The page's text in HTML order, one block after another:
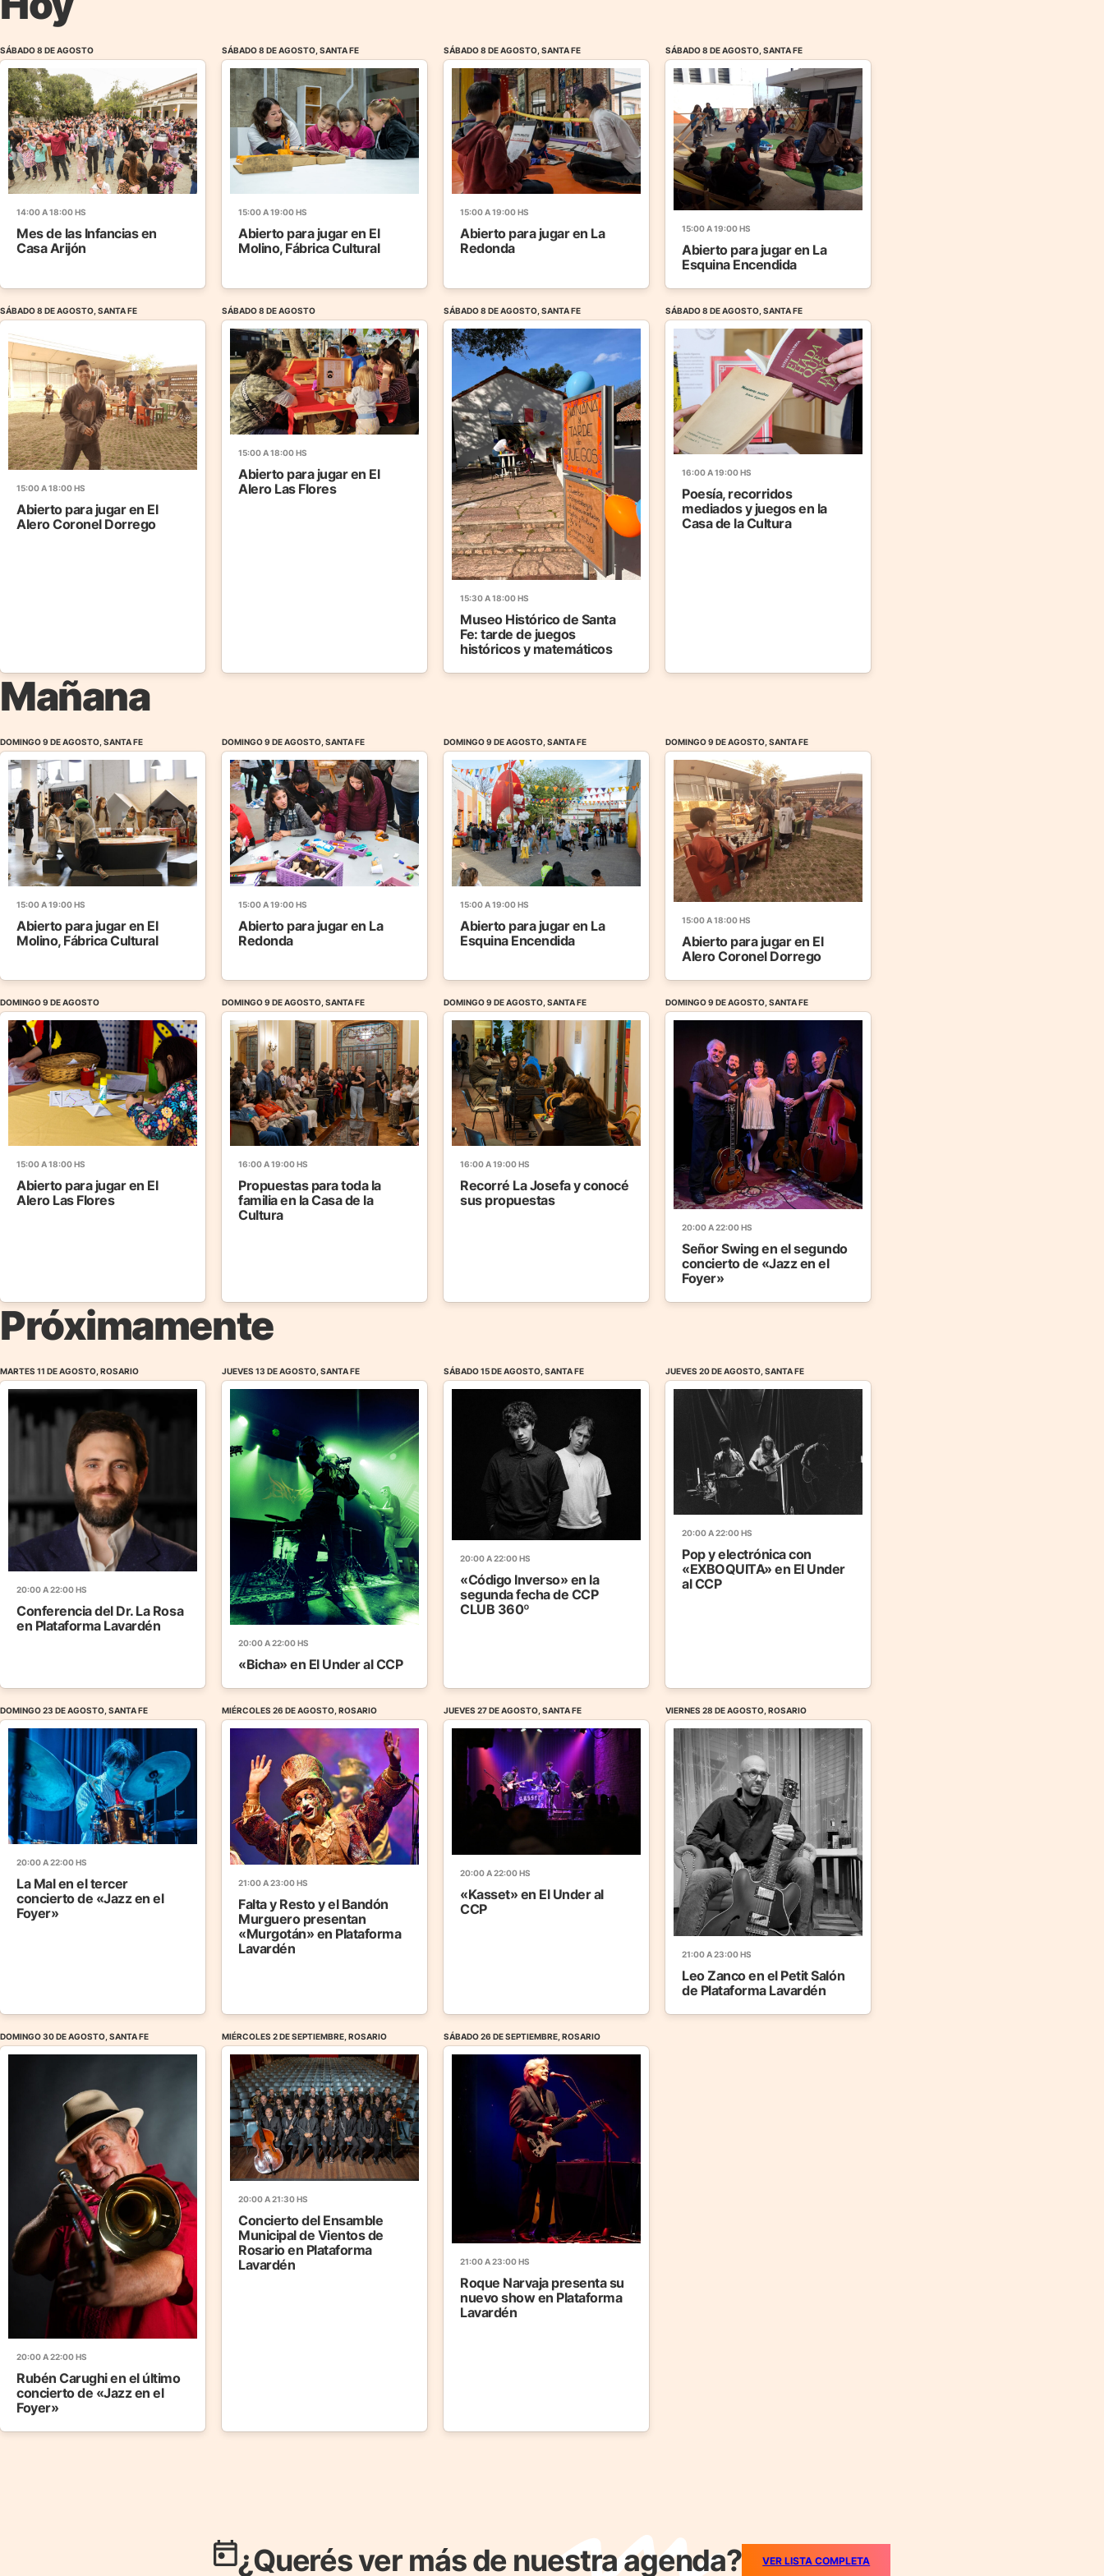
SÁBADO 8 DE AGOSTO
14:00 A 18:00 HS
Mes de las Infancias en
Casa Arijón
SÁBADO 8 DE AGOSTO, SANTA FE
15:00 A 19:00 HS
Abierto para jugar en El
Molino, Fábrica Cultural
SÁBADO 8 DE AGOSTO, SANTA FE
15:00 A 19:00 HS
Abierto para jugar en La
Redonda
SÁBADO 8 DE AGOSTO, SANTA FE
15:00 A 19:00 HS
Abierto para jugar en La
Esquina Encendida
SÁBADO 8 DE AGOSTO, SANTA FE
15:00 A 18:00 HS
Abierto para jugar en El
Alero Coronel Dorrego
SÁBADO 8 DE AGOSTO
15:00 A 18:00 HS
Abierto para jugar en El
Alero Las Flores
SÁBADO 8 DE AGOSTO, SANTA FE
15:30 A 18:00 HS
Museo Histórico de Santa
Fe: tarde de juegos
históricos y matemáticos
SÁBADO 8 DE AGOSTO, SANTA FE
16:00 A 19:00 HS
Poesía, recorridos
mediados y juegos en la
Casa de la Cultura
Mañana
DOMINGO 9 DE AGOSTO, SANTA FE
15:00 A 19:00 HS
Abierto para jugar en El
Molino, Fábrica Cultural
DOMINGO 9 DE AGOSTO, SANTA FE
15:00 A 19:00 HS
Abierto para jugar en La
Redonda
DOMINGO 9 DE AGOSTO, SANTA FE
15:00 A 19:00 HS
Abierto para jugar en La
Esquina Encendida
DOMINGO 9 DE AGOSTO, SANTA FE
15:00 A 18:00 HS
Abierto para jugar en El
Alero Coronel Dorrego
DOMINGO 9 DE AGOSTO
15:00 A 18:00 HS
Abierto para jugar en El
Alero Las Flores
DOMINGO 9 DE AGOSTO, SANTA FE
16:00 A 19:00 HS
Propuestas para toda la
familia en la Casa de la
Cultura
DOMINGO 9 DE AGOSTO, SANTA FE
16:00 A 19:00 HS
Recorré La Josefa y conocé
sus propuestas
DOMINGO 9 DE AGOSTO, SANTA FE
20:00 A 22:00 HS
Señor Swing en el segundo
concierto de «Jazz en el
Foyer»
Próximamente
MARTES 11 DE AGOSTO, ROSARIO
20:00 A 22:00 HS
Conferencia del Dr. La Rosa
en Plataforma Lavardén
JUEVES 13 DE AGOSTO, SANTA FE
20:00 A 22:00 HS
«Bicha» en El Under al CCP
SÁBADO 15 DE AGOSTO, SANTA FE
20:00 A 22:00 HS
«Código Inverso» en la
segunda fecha de CCP
CLUB 360º
JUEVES 20 DE AGOSTO, SANTA FE
20:00 A 22:00 HS
Pop y electrónica con
«EXBOQUITA» en El Under
al CCP
DOMINGO 23 DE AGOSTO, SANTA FE
20:00 A 22:00 HS
La Mal en el tercer
concierto de «Jazz en el
Foyer»
MIÉRCOLES 26 DE AGOSTO, ROSARIO
21:00 A 23:00 HS
Falta y Resto y el Bandón
Murguero presentan
«Murgotán» en Plataforma
Lavardén
JUEVES 27 DE AGOSTO, SANTA FE
20:00 A 22:00 HS
«Kasset» en El Under al
CCP
VIERNES 28 DE AGOSTO, ROSARIO
21:00 A 23:00 HS
Leo Zanco en el Petit Salón
de Plataforma Lavardén
DOMINGO 30 DE AGOSTO, SANTA FE
20:00 A 22:00 HS
Rubén Carughi en el último
concierto de «Jazz en el
Foyer»
MIÉRCOLES 2 DE SEPTIEMBRE, ROSARIO
20:00 A 21:30 HS
Concierto del Ensamble
Municipal de Vientos de
Rosario en Plataforma
Lavardén
SÁBADO 26 DE SEPTIEMBRE, ROSARIO
21:00 A 23:00 HS
Roque Narvaja presenta su
nuevo show en Plataforma
Lavardén
¿Querés ver más de nuestra agenda? VER LISTA COMPLETA